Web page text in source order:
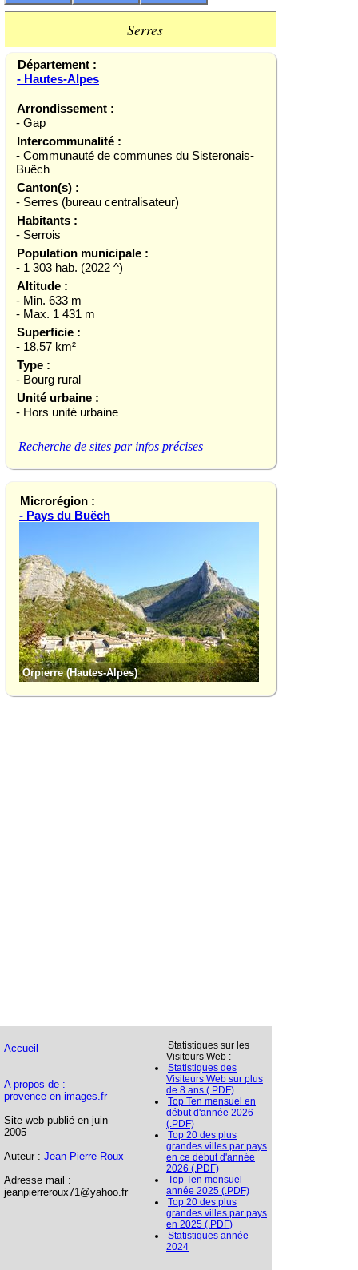
Serres
Département :
- Hautes-Alpes
Arrondissement :
- Gap
Intercommunalité :
- Communauté de communes du Sisteronais-
Buëch
Canton(s) :
- Serres (bureau centralisateur)
Habitants :
- Serrois
Population municipale :
- 1 303 hab. (2022 ^)
Altitude :
- Min. 633 m
- Max. 1 431 m
Superficie :
- 18,57 km²
Type :
- Bourg rural
Unité urbaine :
- Hors unité urbaine
Recherche de sites par infos précises
Microrégion :
- Pays du Buëch
Orpierre (Hautes-Alpes)
Accueil
A propos de :
provence-en-images.fr
Site web publié en juin
2005
Auteur : Jean-Pierre Roux
Adresse mail :
jeanpierreroux71@yahoo.fr
Statistiques sur les
Visiteurs Web :
Statistiques des
Visiteurs Web sur plus
de 8 ans (.PDF)
Top Ten mensuel en
début d'année 2026
(.PDF)
Top 20 des plus
grandes villes par pays
en ce début d'année
2026 (.PDF)
Top Ten mensuel
année 2025 (.PDF)
Top 20 des plus
grandes villes par pays
en 2025 (.PDF)
Statistiques année
2024